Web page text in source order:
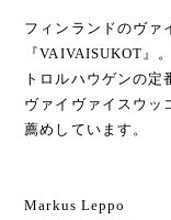
フィンランドのヴァ
『VAIVAISUKOT』。
トロルハウゲンの定
ヴァイヴァイスウッ
薦めしています。
Markus Leppo